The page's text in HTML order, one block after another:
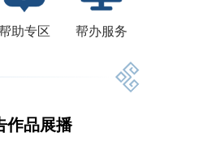
助专区 帮办服务
作品展播